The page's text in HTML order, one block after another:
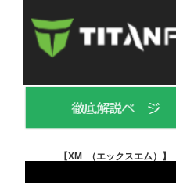
【XM （エックスエム） 】